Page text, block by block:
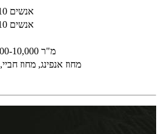
5 -10 אנשים
5 -10 אנשים
5,000-10,000 מ"ר
מחוז אנפינג, מחוז